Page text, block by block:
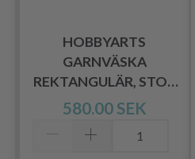
HOBBYARTS
GARNVÄSKA
REKTANGULÄR, STOR
MARINBLÅ
580.00 SEK